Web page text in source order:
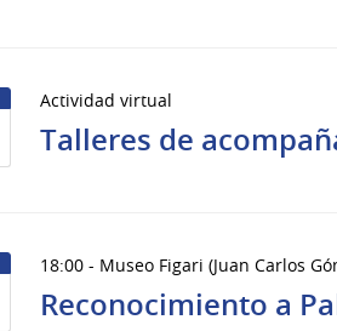
Actividad virtual
Talleres de
18:00 - Museo Figari (Juan Carlos
Reconocimiento a